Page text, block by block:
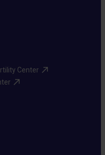
Center​